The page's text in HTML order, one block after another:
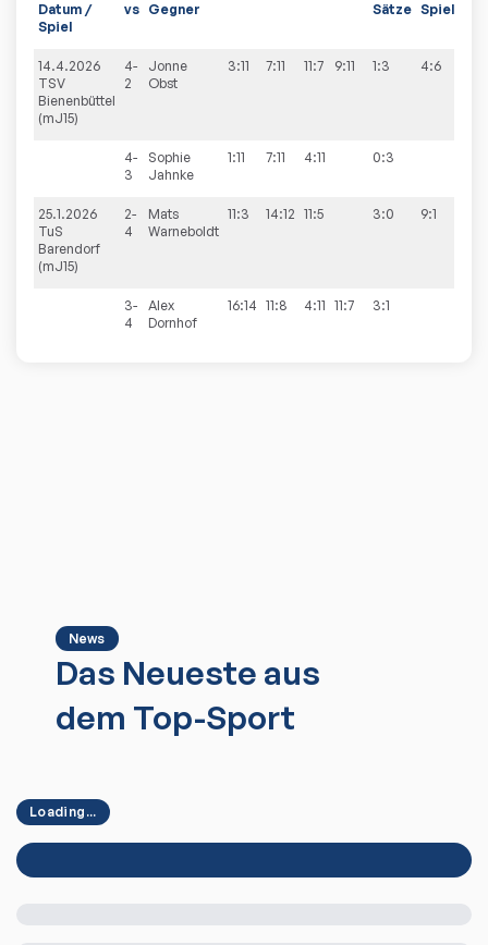
Datum /
Spiel
vs Gegner Sätze Spiele
14.4.2026
TSV
Bienenbüttel
(mJ15)
4-
2
Jonne
Obst
3:11 7:11 11:7 9:11 1:3 4:6
4-
3
Sophie
Jahnke
1:11 7:11 4:11 0:3
25.1.2026
TuS
Barendorf
(mJ15)
2-
4
Mats
Warneboldt
11:3 14:12 11:5 3:0 9:1
3-
4
Alex
Dornhof
16:14 11:8 4:11 11:7 3:1
News
Das Neueste aus
dem Top-Sport
Loading...